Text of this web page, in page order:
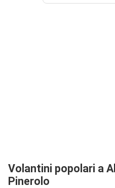
Volantini popolari a
Pinerolo